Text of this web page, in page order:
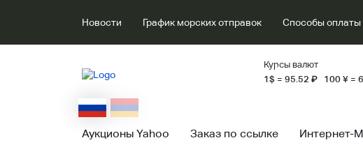
Новости График морских отправок Способы оплаты
Курсы валют
1$ = 95.52 ₽ 100 ¥ =
Аукционы Yahoo Заказ по ссылке Интернет-